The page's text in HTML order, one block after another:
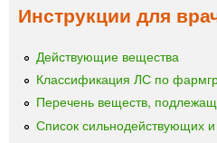
Инструкции для
Действующие вещества
Классификация ЛС по
Перечень веществ,
Список сильнодействующих